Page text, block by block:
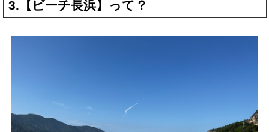
3.【ビーチ長浜】って？